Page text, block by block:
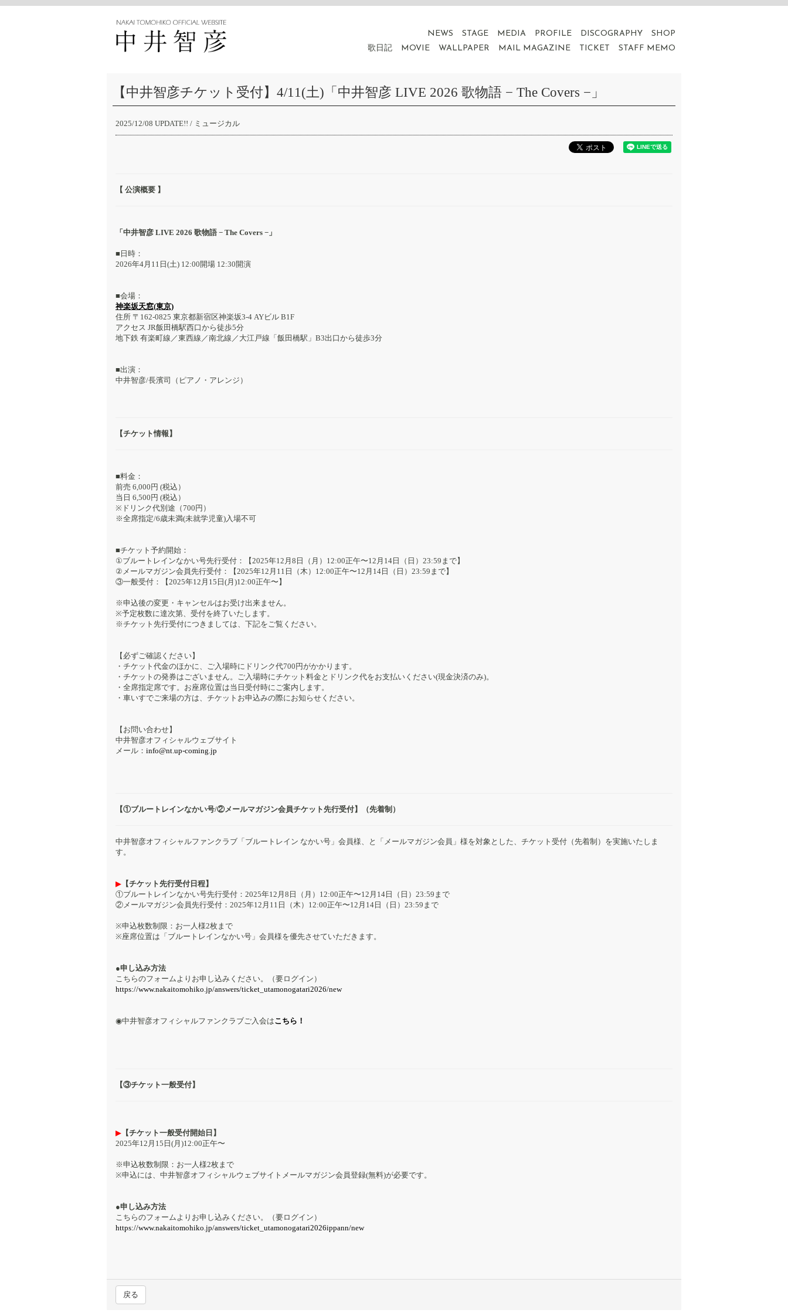
NEWS STAGE MEDIA PROFILE DISCOGRAPHY
SHOP
歌日記
MOVIE WALLPAPER MAIL MAGAZINE TICKET STAFF MEMO
【中井智彦チケット受付】4/11(土)「中井智彦 LIVE 2026 歌物語 − The Covers −」
2025/12/08 UPDATE!! / ミュージカル
【 公演概要 】
「中井智彦 LIVE 2026 歌物語 − The Covers −」
■日時：
2026年4月11日(土) 12:00開場 12:30開演
■会場：
神楽坂天窓(東京)
住所 〒162-0825 東京都新宿区神楽坂3-4 AYビル B1F
アクセス JR飯田橋駅西口から徒歩5分
地下鉄 有楽町線／東西線／南北線／大江戸線「飯田橋駅」B3出口から徒歩3分
■出演：
中井智彦/長濱司（ピアノ・アレンジ）
【チケット情報】
■料金：
前売 6,000円 (税込）
当日 6,500円 (税込）
※ドリンク代別途（700円）
※全席指定/6歳未満(未就学児童)入場不可
■チケット予約開始：
①ブルートレインなかい号先行受付：【2025年12月8日（月）12:00正午〜12月14日（日）23:59まで】
②メールマガジン会員先行受付：【2025年12月11日（木）12:00正午〜12月14日（日）23:59まで】
③一般受付：【2025年12月15日(月)12:00正午〜】
※申込後の変更・キャンセルはお受け出来ません。
※予定枚数に達次第、受付を終了いたします。
※チケット先行受付につきましては、下記をご覧ください。
​【必ずご確認ください】
・チケット代金のほかに、ご入場時にドリンク代700円がかかります。
・チケットの発券はございません。ご入場時にチケット料金とドリンク代をお支払いください(現金決済のみ)。
・全席指定席です。お座席位置は当日受付時にご案内します。
・車いすでご来場の方は、チケットお申込みの際にお知らせください。
【お問い合わせ】
中井智彦オフィシャルウェブサイト
メール： info@nt.up-coming.jp
【①ブルートレインなかい号/②メールマガジン会員チケット先行受付】（先着制）
中井智彦オフィシャルファンクラブ「ブルートレイン なかい号」会員様、と「メールマガジン会員」様を対象とした、チケット受付（先着制）を実施いたしま
す。
▶︎ 【チケット先行受付日程】
①ブルートレインなかい号先行受付：2025年12月8日（月）12:00正午〜12月14日（日）23:59まで
②メールマガジン会員先行受付：2025年12月11日（木）12:00正午〜12月14日（日）23:59まで
※申込枚数制限：お一人様2枚まで
※座席位置は「ブルートレインなかい号」会員様を優先させていただきます。
●申し込み方法
こちらのフォームよりお申し込みください。（要ログイン）
https://www.nakaitomohiko.jp/answers/ticket_utamonogatari2026/new
◉中井智彦オフィシャルファンクラブご入会はこちら！
【③チケット一般受付】
▶︎ 【チケット一般受付開始日】
2025年12月15日(月)12:00正午〜
※申込枚数制限：お一人様2枚まで
※申込には、中井智彦オフィシャルウェブサイトメールマガジン会員登録(無料)が必要です。
●申し込み方法
こちらのフォームよりお申し込みください。（要ログイン）
https://www.nakaitomohiko.jp/answers/ticket_utamonogatari2026ippann/new
戻る